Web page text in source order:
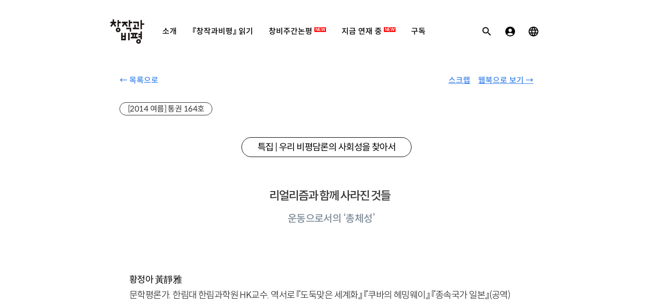
소개 『창작과비평』 읽기 창비주간논평 NEW 지금 연재 중 NEW 구독
← 목록으로 웹북으로 보기 →
스크랩
[2014 여름] 통권 164호
특집 | 우리 비평담론의 사회성을 찾아서
리얼리즘과 함께 사라진 것들
운동으로서의 ‘총체성’
황정아黃靜雅
문학평론가. 한림대 한림과학원 HK교수. 역서로 『도둑맞은 세계화』 『쿠바의 헤밍웨이』 『종속국가 일본』(공역)